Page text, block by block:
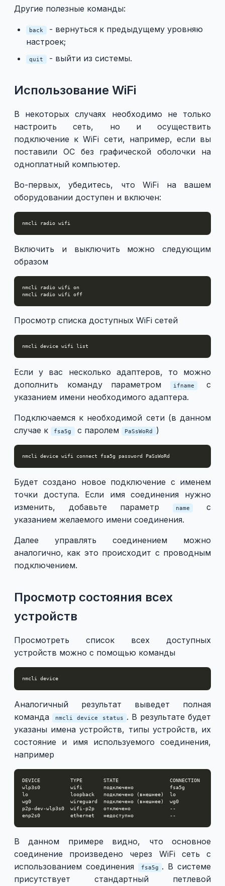
Другие полезные команды:
back - вернуться к предыдущему уровняю
настроек;
quit - выйти из системы.
Использование WiFi
В некоторых случаях необходимо не только
настроить сеть, но и осуществить
подключение к WiFi сети, например, если вы
поставили ОС без графической оболочки на
одноплатный компьютер.
Во-первых, убедитесь, что WiFi на вашем
оборудовании доступен и включен:
Включить и выключить можно следующим
образом
Просмотр списка доступных WiFi сетей
Если у вас несколько адаптеров, то можно
дополнить команду параметром
ifname
с
указанием имени необходимого адаптера.
Подключаемся к необходимой сети (в данном
случае к
fsa5g с паролем PaSsWoRd )
Будет создано новое подключение с именем
точки доступа. Если имя соединения нужно
изменить, добавьте параметр
name
с
указанием желаемого имени соединения.
Далее управлять соединением можно
аналогично, как это происходит с проводным
подключением.
Просмотр состояния всех
устройств
Просмотреть список всех доступных
устройств можно с помощью команды
Аналогичный результат выведет полная
команда nmcli device status . В результате будет
указаны имена устройств, типы устройств, их
состояние и имя используемого соединения,
например
В данном примере видно, что основное
соединение произведено через WiFi сеть с
использованием соединения
fsa5g . В системе
присутствует стандартный петлевой